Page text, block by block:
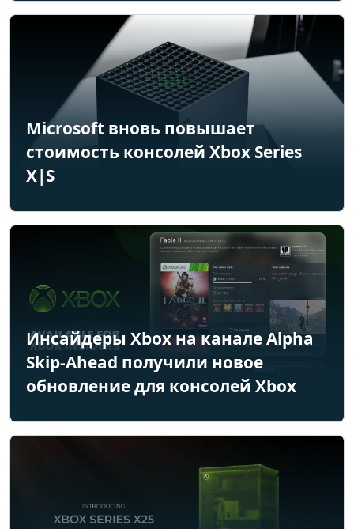
Microsoft вновь повышает
стоимость консолей Xbox Series
X|S
Инсайдеры Xbox на канале Alpha
Skip-Ahead получили новое
обновление для консолей Xbox